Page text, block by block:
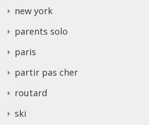
new york
parents solo
paris
partir pas cher
routard
ski